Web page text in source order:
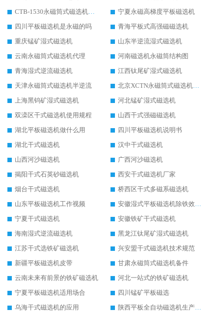
CTB-1530永磁筒式磁选机代理商
宁夏永磁高梯度平板磁选机
四川平板磁选机是永磁的吗
青海平板式高强磁磁选机
重庆锰矿湿式磁选机
山东半逆流湿式磁选机
云南永磁筒式磁选机代理
河南磁选机永磁筒结构图
青海湿式逆流磁选机
江西钛尾矿湿式磁选机
天津永磁筒式磁选机半逆流
北京XCTN永磁筒式磁选机磁块位置
上海黑钨矿湿式磁选机
河北锰矿湿式磁选机
双滦区干式磁选机使用规程
山西干式强磁磁选机
湖北平板磁选机做什么用
四川平板磁选机说明书
湖北干式磁选机
汉中干式磁选机
山西河沙磁选机
广西河沙磁选机
揭阳干式石英砂磁选机
西安干式磁选机厂家
烟台干式磁选机
桥西区干式多磁系磁选机
山东平板磁选机工作视频
安徽湿式平板磁选机除铁效果怎么样
宁夏干式磁选机
安徽铁矿干式磁选机
海南湿式逆流磁选机
黑龙江钛尾矿湿式磁选机
江苏干式选铁矿磁选机
兴安盟干式磁选机技术规范
新疆平板磁选机皮带
甘肃永磁筒式磁选机备件
云南未来有前景的铁矿磁选机
河北一站式的铁矿磁选机
宁夏平板磁选机适用场合
四川锰矿平板磁选
乌海干式磁选机的应用
陕西平板全自动磁选机生产厂家